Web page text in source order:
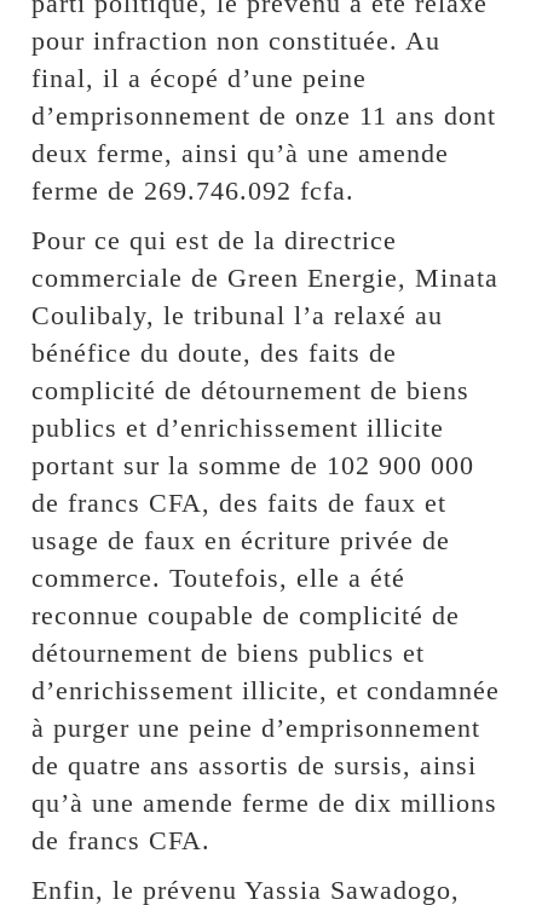
pour infraction non constituée. Au
final, il a écopé d’une peine
d’emprisonnement de onze 11 ans dont
deux ferme, ainsi qu’à une amende
ferme de 269.746.092 fcfa.
Pour ce qui est de la directrice
commerciale de Green Energie, Minata
Coulibaly, le tribunal l’a relaxé au
bénéfice du doute, des faits de
complicité de détournement de biens
publics et d’enrichissement illicite
portant sur la somme de 102 900 000
de francs CFA, des faits de faux et
usage de faux en écriture privée de
commerce. Toutefois, elle a été
reconnue coupable de complicité de
détournement de biens publics et
d’enrichissement illicite, et condamnée
à purger une peine d’emprisonnement
de quatre ans assortis de sursis, ainsi
qu’à une amende ferme de dix millions
de francs CFA.
Enfin, le prévenu Yassia Sawadogo,